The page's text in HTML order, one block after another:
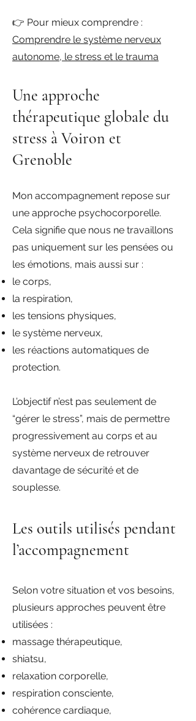
👉 Pour mieux comprendre :
Comprendre le système nerveux
autonome, le stress et le trauma
Une approche
thérapeutique globale du
stress à Voiron et
Grenoble
Mon accompagnement repose sur
une approche psychocorporelle.
Cela signifie que nous ne travaillons
pas uniquement sur les pensées ou
les émotions, mais aussi sur :
le corps,
la respiration,
les tensions physiques,
le système nerveux,
les réactions automatiques de
protection.
L’objectif n’est pas seulement de
“gérer le stress”, mais de permettre
progressivement au corps et au
système nerveux de retrouver
davantage de sécurité et de
souplesse.
Les outils utilisés pendant
l’accompagnement
Selon votre situation et vos besoins,
plusieurs approches peuvent être
utilisées :
massage thérapeutique,
shiatsu,
relaxation corporelle,
respiration consciente,
cohérence cardiaque,